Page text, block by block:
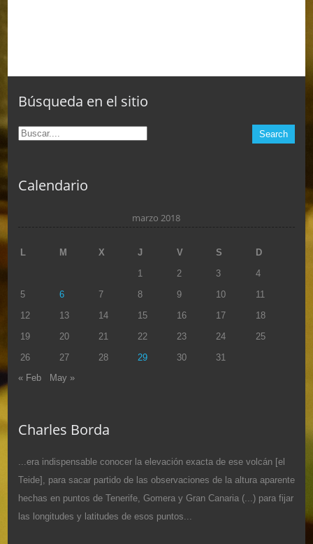
Búsqueda en el sitio
Calendario
marzo 2018
L M X J V S
D
1
2 3
4
5
6 7 8 9 10
11
12
13 14 15 16 17
18
19
20 21 22 23 24
25
26
27 28 29 30
31
« Feb
May »
Charles Borda
...era indispensable conocer la elevación exacta de ese volcán [el
Teide], para sacar partido de las observaciones de la altura aparente
hechas en puntos de Tenerife, Gomera y Gran Canaria (...) para fijar
las longitudes y latitudes de esos puntos...